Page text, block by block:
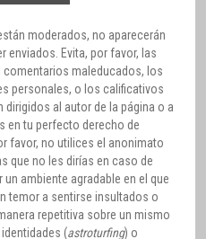
moderados, no aparecerán
enviados. Evita, por favor, las
maleducados, los
personales, o los calificativos
al autor de la página o a
en tu perfecto derecho de
favor, no utilices el anonimato
que no les dirías en caso de
ambiente agradable en el que
temor a sentirse insultados o
repetitiva sobre un mismo
(astroturfing) o